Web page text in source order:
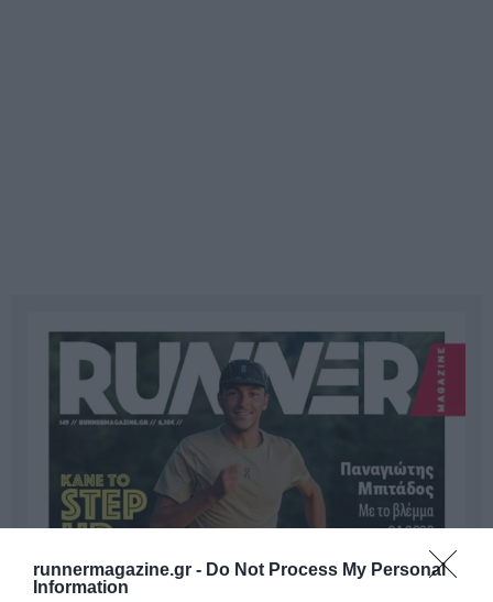
runnermagazine.gr - Do Not Process My Personal
Information